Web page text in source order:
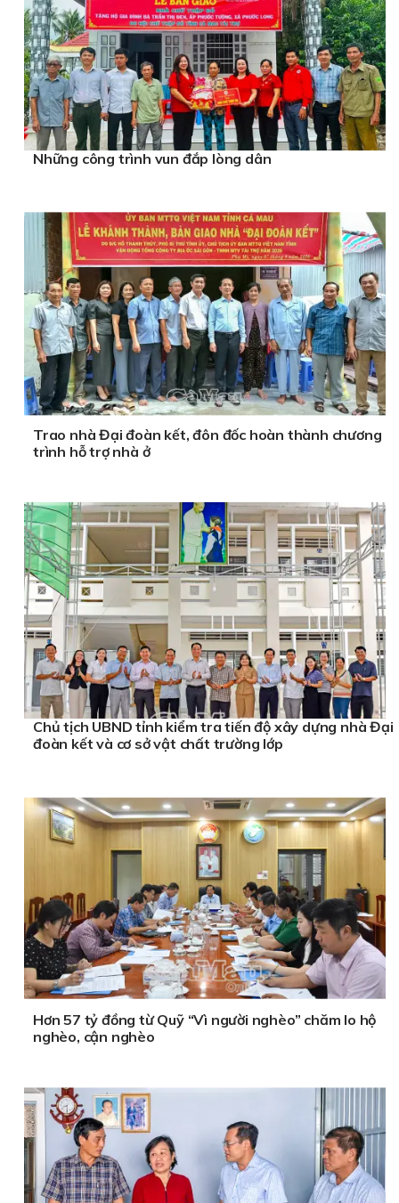
Những công trình vun đắp lòng dân
Trao nhà Đại đoàn kết, đôn đốc hoàn thành chương
trình hỗ trợ nhà ở
Chủ tịch UBND tỉnh kiểm tra tiến độ xây dựng nhà Đại
đoàn kết và cơ sở vật chất trường lớp
Hơn 57 tỷ đồng từ Quỹ “Vì người nghèo” chăm lo hộ
nghèo, cận nghèo